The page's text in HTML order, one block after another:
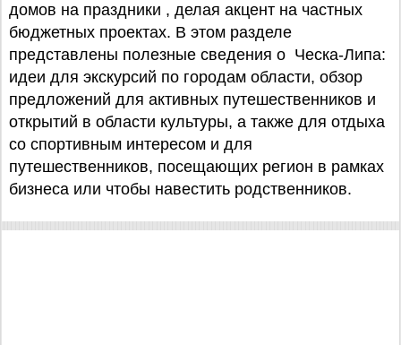
домов на праздники , делая акцент на частных
бюджетных проектах. В этом разделе
представлены полезные сведения о Ческа-Липа:
идеи для экскурсий по городам области, обзор
предложений для активных путешественников и
открытий в области культуры, а также для отдыха
со спортивным интересом и для
путешественников, посещающих регион в рамках
бизнеса или чтобы навестить родственников.